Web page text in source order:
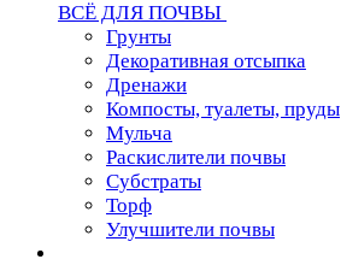
ВСЁ ДЛЯ ПОЧВЫ
Грунты
Декоративная отсыпка
Дренажи
Компосты, туалеты, пруды
Мульча
Раскислители почвы
Субстраты
Торф
Улучшители почвы